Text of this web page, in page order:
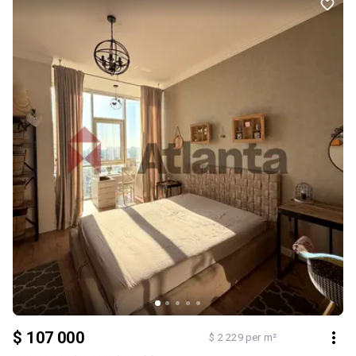
$ 107 000 $ 2 229 per m²